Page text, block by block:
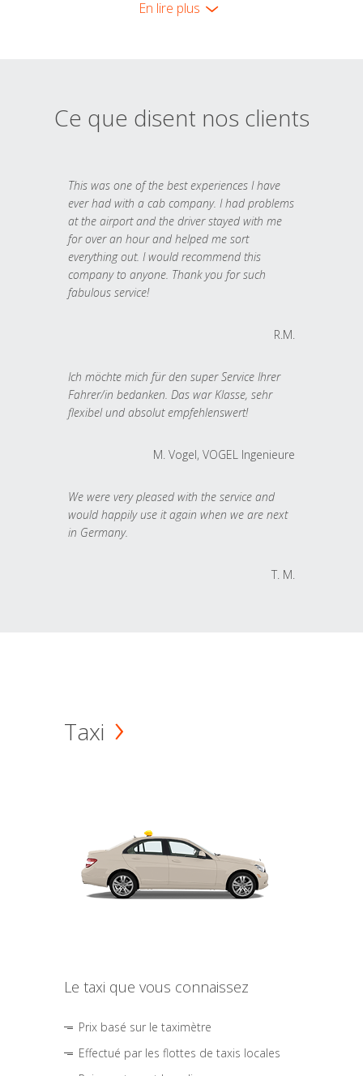
En lire plus
Ce que disent nos clients
This was one of the best experiences I have
ever had with a cab company. I had problems
at the airport and the driver stayed with me
for over an hour and helped me sort
everything out. I would recommend this
company to anyone. Thank you for such
fabulous service!
R.M.
Ich möchte mich für den super Service Ihrer
Fahrer/in bedanken. Das war Klasse, sehr
flexibel und absolut empfehlenswert!
M. Vogel, VOGEL Ingenieure
We were very pleased with the service and
would happily use it again when we are next
in Germany.
T. M.
Taxi
Le taxi que vous connaissez
Prix basé sur le taximètre
Effectué par les flottes de taxis locales